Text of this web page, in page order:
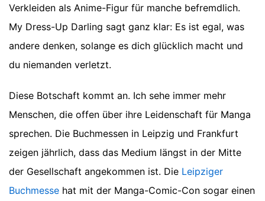
Verkleiden als Anime-Figur für manche befremdlich.
My Dress-Up Darling sagt ganz klar: Es ist egal, was
andere denken, solange es dich glücklich macht und
du niemanden verletzt.
Diese Botschaft kommt an. Ich sehe immer mehr
Menschen, die offen über ihre Leidenschaft für Manga
sprechen. Die Buchmessen in Leipzig und Frankfurt
zeigen jährlich, dass das Medium längst in der Mitte
der Gesellschaft angekommen ist. Die Leipziger
Buchmesse hat mit der Manga-Comic-Con sogar einen